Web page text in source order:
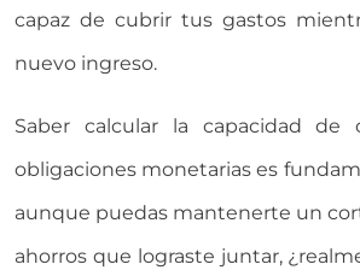
capaz de cubrir tus gastos
nuevo ingreso.
Saber calcular la capacidad
obligaciones monetarias es
aunque puedas mantenerte un
ahorros que lograste juntar,